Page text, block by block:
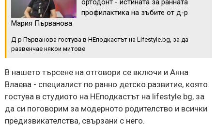
ортодонт - истината за ранната
профилактика на зъбите от д-р
Мария Първанова
Д-р Първанова гостува в НЕподкастът на Lifestyle.bg, за да
развенчае някои митове
В нашето търсене на отговори се включи и Анна
Влаева - специалист по ранно детско развитие, която
гостува в студиото на НЕподкастът на lifestyle.bg, за
да си поговорим за модерното родителство и всички
предизвикателства, свързани с него.